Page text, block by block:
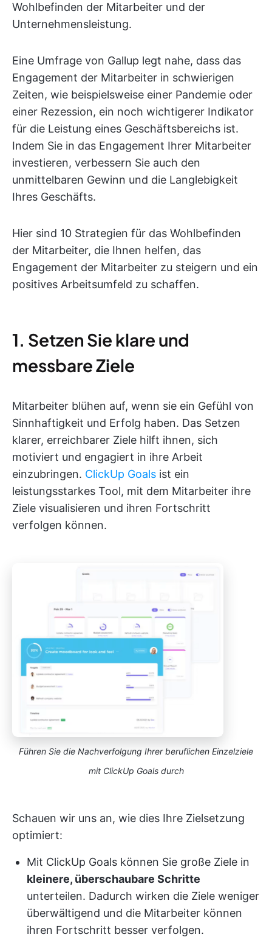
Wohlbefinden der Mitarbeiter und der
Unternehmensleistung.
Eine Umfrage von Gallup legt nahe, dass das
Engagement der Mitarbeiter in schwierigen
Zeiten, wie beispielsweise einer Pandemie oder
einer Rezession, ein noch wichtigerer Indikator
für die Leistung eines Geschäftsbereichs ist.
Indem Sie in das Engagement Ihrer Mitarbeiter
investieren, verbessern Sie auch den
unmittelbaren Gewinn und die Langlebigkeit
Ihres Geschäfts.
Hier sind 10 Strategien für das Wohlbefinden
der Mitarbeiter, die Ihnen helfen, das
Engagement der Mitarbeiter zu steigern und ein
positives Arbeitsumfeld zu schaffen.
1. Setzen Sie klare und
messbare Ziele
Mitarbeiter blühen auf, wenn sie ein Gefühl von
Sinnhaftigkeit und Erfolg haben. Das Setzen
klarer, erreichbarer Ziele hilft ihnen, sich
motiviert und engagiert in ihre Arbeit
einzubringen. ClickUp Goals ist ein
leistungsstarkes Tool, mit dem Mitarbeiter ihre
Ziele visualisieren und ihren Fortschritt
verfolgen können.
Führen Sie die Nachverfolgung Ihrer beruflichen Einzelziele
mit ClickUp Goals durch
Schauen wir uns an, wie dies Ihre Zielsetzung
optimiert:
Mit ClickUp Goals können Sie große Ziele in
kleinere, überschaubare Schritte
unterteilen. Dadurch wirken die Ziele weniger
überwältigend und die Mitarbeiter können
ihren Fortschritt besser verfolgen.